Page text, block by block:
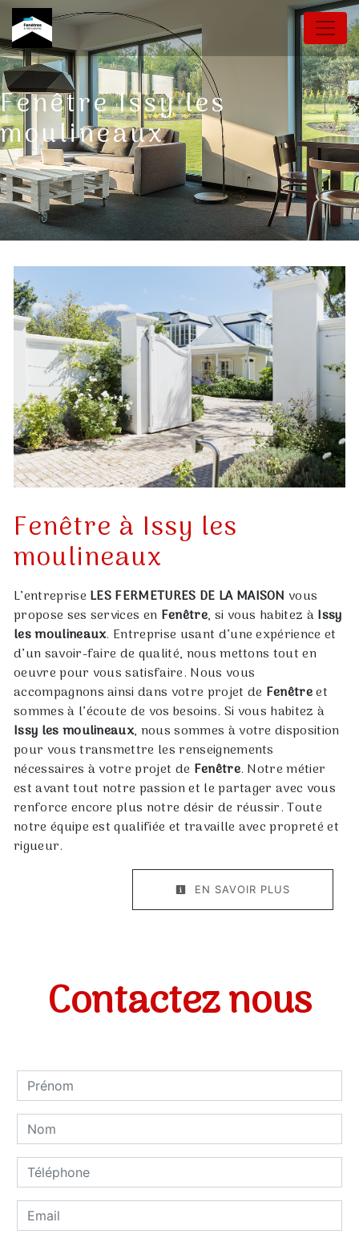
Panneau de gestion des cookies
Fenêtre Issy les
moulineaux
Fenêtre à Issy les
moulineaux
L’entrepriseLES FERMETURES DE LA MAISON vous
propose ses services en Fenêtre, si vous habitez àIssy
les moulineaux. Entreprise usant d’une expérience et
d’un savoir-faire de qualité, nous mettons tout en
oeuvre pour vous satisfaire. Nous vous
accompagnons ainsi dans votre projet de Fenêtreet
sommes à l’écoute de vos besoins. Si vous habitez à
Issy les moulineaux, nous sommes à votre disposition
pour vous transmettre les renseignements
nécessaires à votre projet de Fenêtre. Notre métier
est avant tout notre passion et le partager avec vous
renforce encore plus notre désir de réussir. Toute
notre équipe est qualifiée et travaille avec propreté et
rigueur.
EN SAVOIR PLUS
Contactez nous